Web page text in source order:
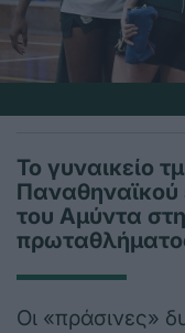
Το γυναικείο
Παναθηναϊκού
του Αμύντα
Οι «πράσινες»